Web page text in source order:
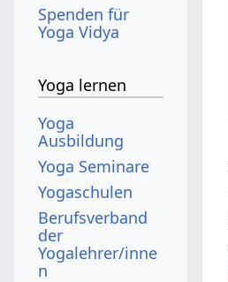
Spenden für
Yoga Vidya
Yoga lernen
Yoga
Ausbildung
Yoga Seminare
Yogaschulen
Berufsverband
der
Yogalehrer/inne
n